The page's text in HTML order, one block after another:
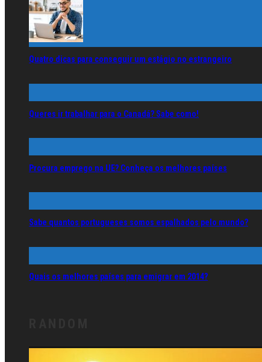
Quatro dicas para conseguir um estágio no estrangeiro
Queres ir trabalhar para o Canadá? Sabe como!
Procura emprego na UE? Conheça os melhores países
Sabe quantos portugueses somos espalhados pelo mundo?
Quais os melhores países para emigrar em 2014?